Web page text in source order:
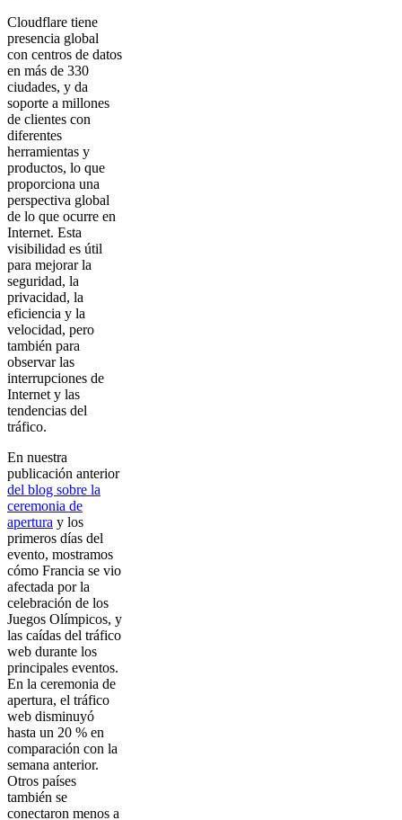
Cloudflare tiene
presencia global
con centros de datos
en más de 330
ciudades, y da
soporte a millones
de clientes con
diferentes
herramientas y
productos, lo que
proporciona una
perspectiva global
de lo que ocurre en
Internet. Esta
visibilidad es útil
para mejorar la
seguridad, la
privacidad, la
eficiencia y la
velocidad, pero
también para
observar las
interrupciones de
Internet y las
tendencias del
tráfico.
En nuestra
publicación anterior
del blog sobre la
ceremonia de
apertura y los
primeros días del
evento, mostramos
cómo Francia se vio
afectada por la
celebración de los
Juegos Olímpicos, y
las caídas del tráfico
web durante los
principales eventos.
En la ceremonia de
apertura, el tráfico
web disminuyó
hasta un 20 % en
comparación con la
semana anterior.
Otros países
también se
conectaron menos a